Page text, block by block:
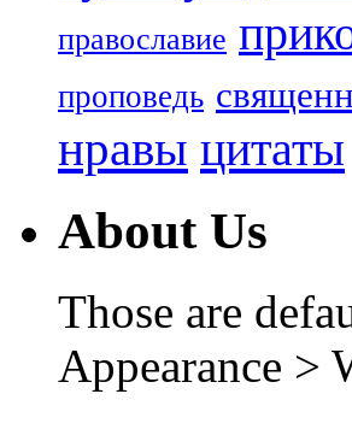
православие
проповедь
нравы цитаты
About Us
Those are
Appearance >